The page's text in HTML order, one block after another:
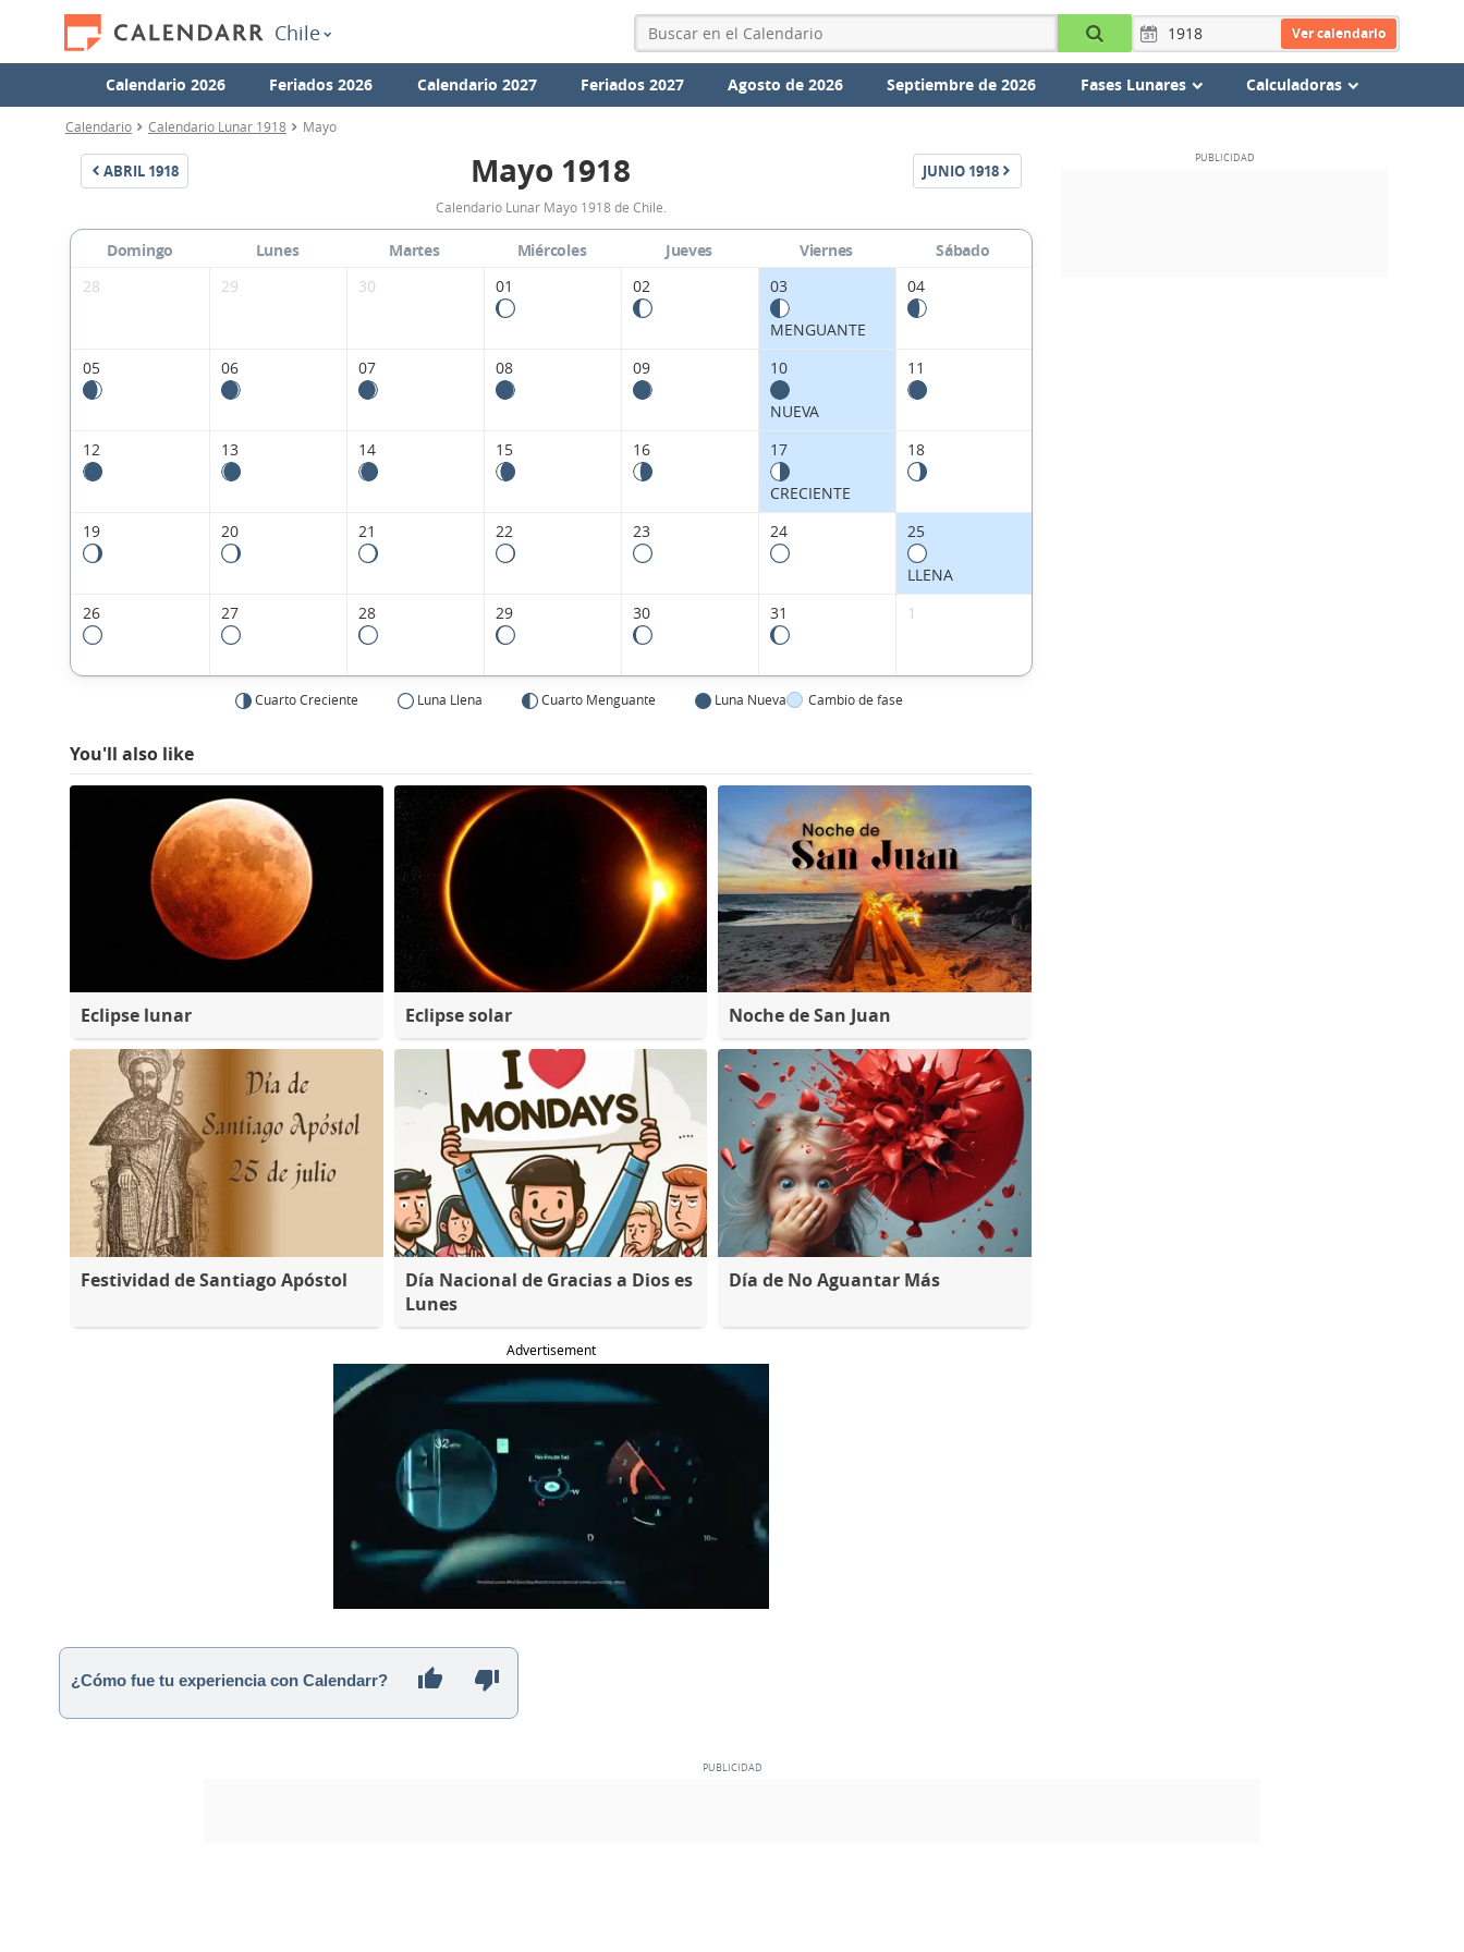
Chile Ver calendario
Calendario 2026 Feriados 2026 Calendario 2027 Feriados 2027 Agosto de 2026 Septiembre de 2026 Fases Lunares Calculadoras
Calendario Calendario Lunar 1918 Mayo
ABRIL 1918
Calendario
Lunar
Mayo
Chile.
Mayo 1918 JUNIO 1918
Calendario Lunar Mayo 1918 de Chile.
Domingo Lunes Martes Miércoles Jueves Viernes
Sábado
28
29 30 01 02 03
MENGUANTE
04
05 06 07 08 09 10
NUEVA
11
12 13 14 15 16 17
CRECIENTE
18
19 20 21 22 23 24 25
LLENA
26
27 28 29 30 31 1
Cuarto Creciente Luna Llena Cuarto Menguante Luna Nueva Cambio de fase
You'll also like
Eclipse lunar Eclipse solar Noche de San Juan
Festividad de Santiago Apóstol
Día Nacional de Gracias a Dios es
Lunes
Día de No Aguantar Más
Advertisement
¿Cómo fue tu experiencia con Calendarr?